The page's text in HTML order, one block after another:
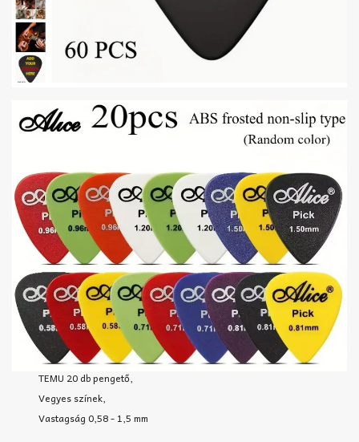
TEMU 20 db pengető,
Vegyes színek,
Vastagság 0,58 - 1,5 mm